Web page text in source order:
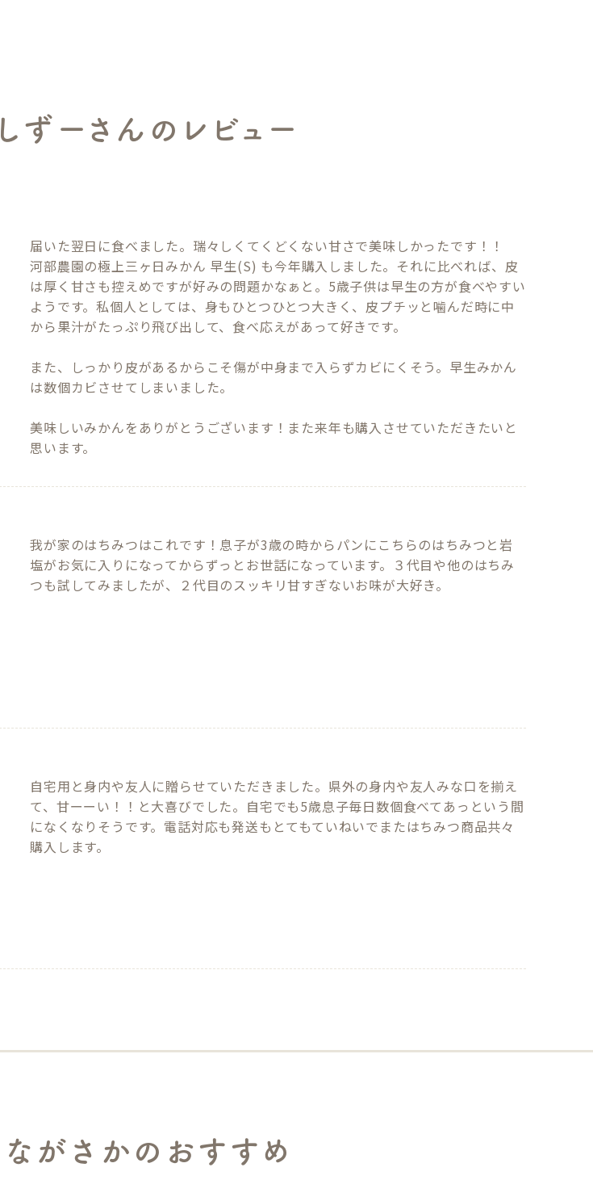
しずーさんのレビュー
届いた翌日に食べました。瑞々しくてくどくない甘さで美味しかったです！！
河部農園の極上三ヶ日みかん 早生(S) も今年購入しました。それに比べれば、皮
は厚く甘さも控えめですが好みの問題かなぁと。5歳子供は早生の方が食べやすい
ようです。私個人としては、身もひとつひとつ大きく、皮プチッと噛んだ時に中
から果汁がたっぷり飛び出して、食べ応えがあって好きです。
また、しっかり皮があるからこそ傷が中身まで入らずカビにくそう。早生みかん
は数個カビさせてしまいました。
美味しいみかんをありがとうございます！また来年も購入させていただきたいと
思います。
我が家のはちみつはこれです！息子が3歳の時からパンにこちらのはちみつと岩
塩がお気に入りになってからずっとお世話になっています。３代目や他のはちみ
つも試してみましたが、２代目のスッキリ甘すぎないお味が大好き。
自宅用と身内や友人に贈らせていただきました。県外の身内や友人みな口を揃え
て、甘ーーい！！と大喜びでした。自宅でも5歳息子毎日数個食べてあっという間
になくなりそうです。電話対応も発送もとてもていねいでまたはちみつ商品共々
購入します。
ながさかのおすすめ